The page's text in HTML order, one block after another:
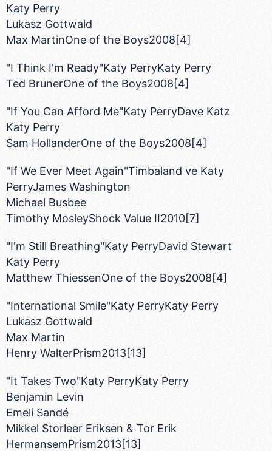
Katy Perry
Lukasz Gottwald
Max MartinOne of the Boys2008[4]
"I Think I'm Ready"Katy PerryKaty Perry
Ted BrunerOne of the Boys2008[4]
"If You Can Afford Me"Katy PerryDave Katz
Katy Perry
Sam HollanderOne of the Boys2008[4]
"If We Ever Meet Again"Timbaland ve Katy
PerryJames Washington
Michael Busbee
Timothy MosleyShock Value II2010[7]
"I'm Still Breathing"Katy PerryDavid Stewart
Katy Perry
Matthew ThiessenOne of the Boys2008[4]
"International Smile"Katy PerryKaty Perry
Lukasz Gottwald
Max Martin
Henry WalterPrism2013[13]
"It Takes Two"Katy PerryKaty Perry
Benjamin Levin
Emeli Sandé
Mikkel Storleer Eriksen & Tor Erik
HermansemPrism2013[13]